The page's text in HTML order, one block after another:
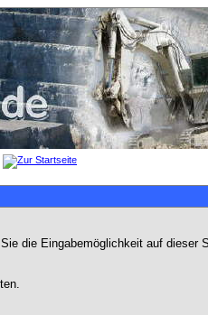
die Eingabemöglichkeit auf dieser